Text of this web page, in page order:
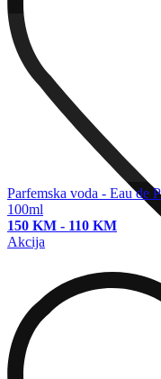
Parfemska voda - Eau de
100ml
150 KM - 110 KM
Akcija